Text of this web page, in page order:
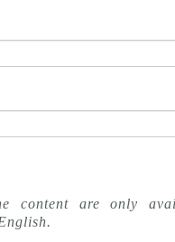
content are only